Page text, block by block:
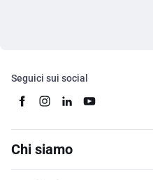
Seguici sui social
Chi siamo